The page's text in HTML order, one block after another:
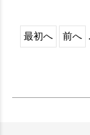
最初へ 前へ